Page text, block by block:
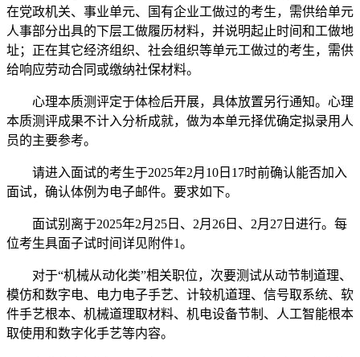
在党政机关、事业单元、国有企业工做过的考生，需供给单元
人事部分出具的下层工做履历材料，并说明起止时间和工做地
址；正在其它经济组织、社会组织等单元工做过的考生，需供
给响应劳动合同或缴纳社保材料。
心理本质测评定于体检后开展，具体放置另行通知。心理
本质测评成果不计入分析成就，做为本单元择优确定拟录用人
员的主要参考。
请进入面试的考生于2025年2月10日17时前确认能否加入
面试，确认体例为电子邮件。要求如下。
面试别离于2025年2月25日、2月26日、2月27日进行。每
位考生具面子试时间详见附件1。
对于“机械从动化类”相关职位，次要测试从动节制道理、
模仿和数字电、电力电子手艺、计较机道理、信号取系统、软
件手艺根本、机械道理取材料、机电设备节制、人工智能根本
取使用和数字化手艺等内容。